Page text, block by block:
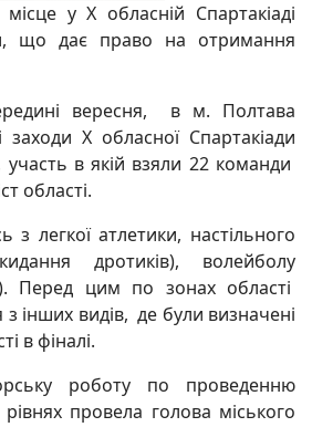
у Х обласній Спартакіаді
що дає право на отримання
вересня, в м. Полтава
заходи Х обласної Спартакіади
участь в якій взяли 22 команди
області.
з легкої атлетики, настільного
дротиків), волейболу
Перед цим по зонах області
з інших видів, де були визначені
в фіналі.
роботу по проведенню
провела голова міського